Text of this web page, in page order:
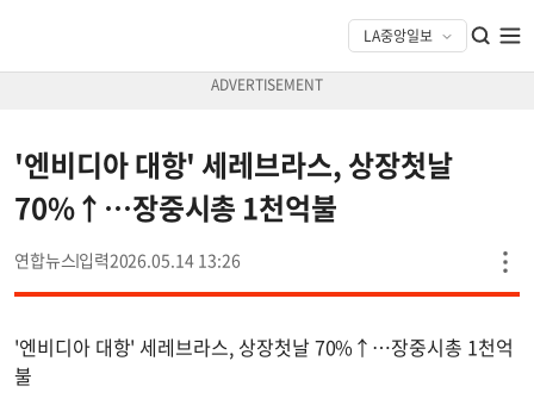
'엔비디아 대항' 세레브라스, 상장첫날
70%↑…장중시총 1천억불
연합뉴스 2026.05.14 13:26
'엔비디아 대항' 세레브라스, 상장첫날 70%↑…장중시총 1천억
불